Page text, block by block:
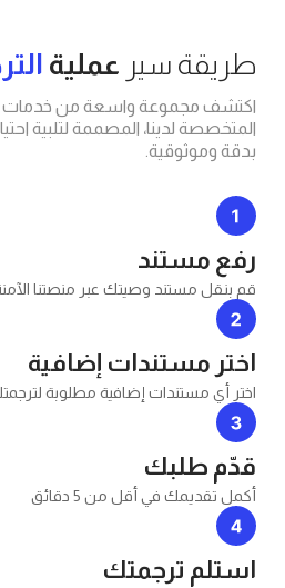
سيرعملية الترجمة
واسعة من خدمات الترجمة
لدينا، المصممة لتلبية احتياجات مختلف
وصيتك عبر منصتنا الآمنة عبر الإنترنت
إضافية
إضافية مطلوبة لترجمتك
في أقل من 5 دقائق
ترجمتك